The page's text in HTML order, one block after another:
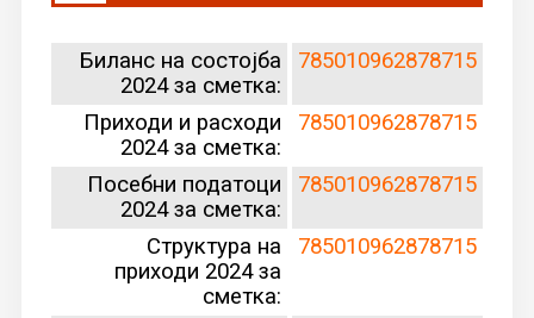
Биланс на состојба
2024 за сметка:
785010962878715
Приходи и расходи
2024 за сметка:
785010962878715
Посебни податоци
2024 за сметка:
785010962878715
Структура на
приходи 2024 за
сметка:
785010962878715